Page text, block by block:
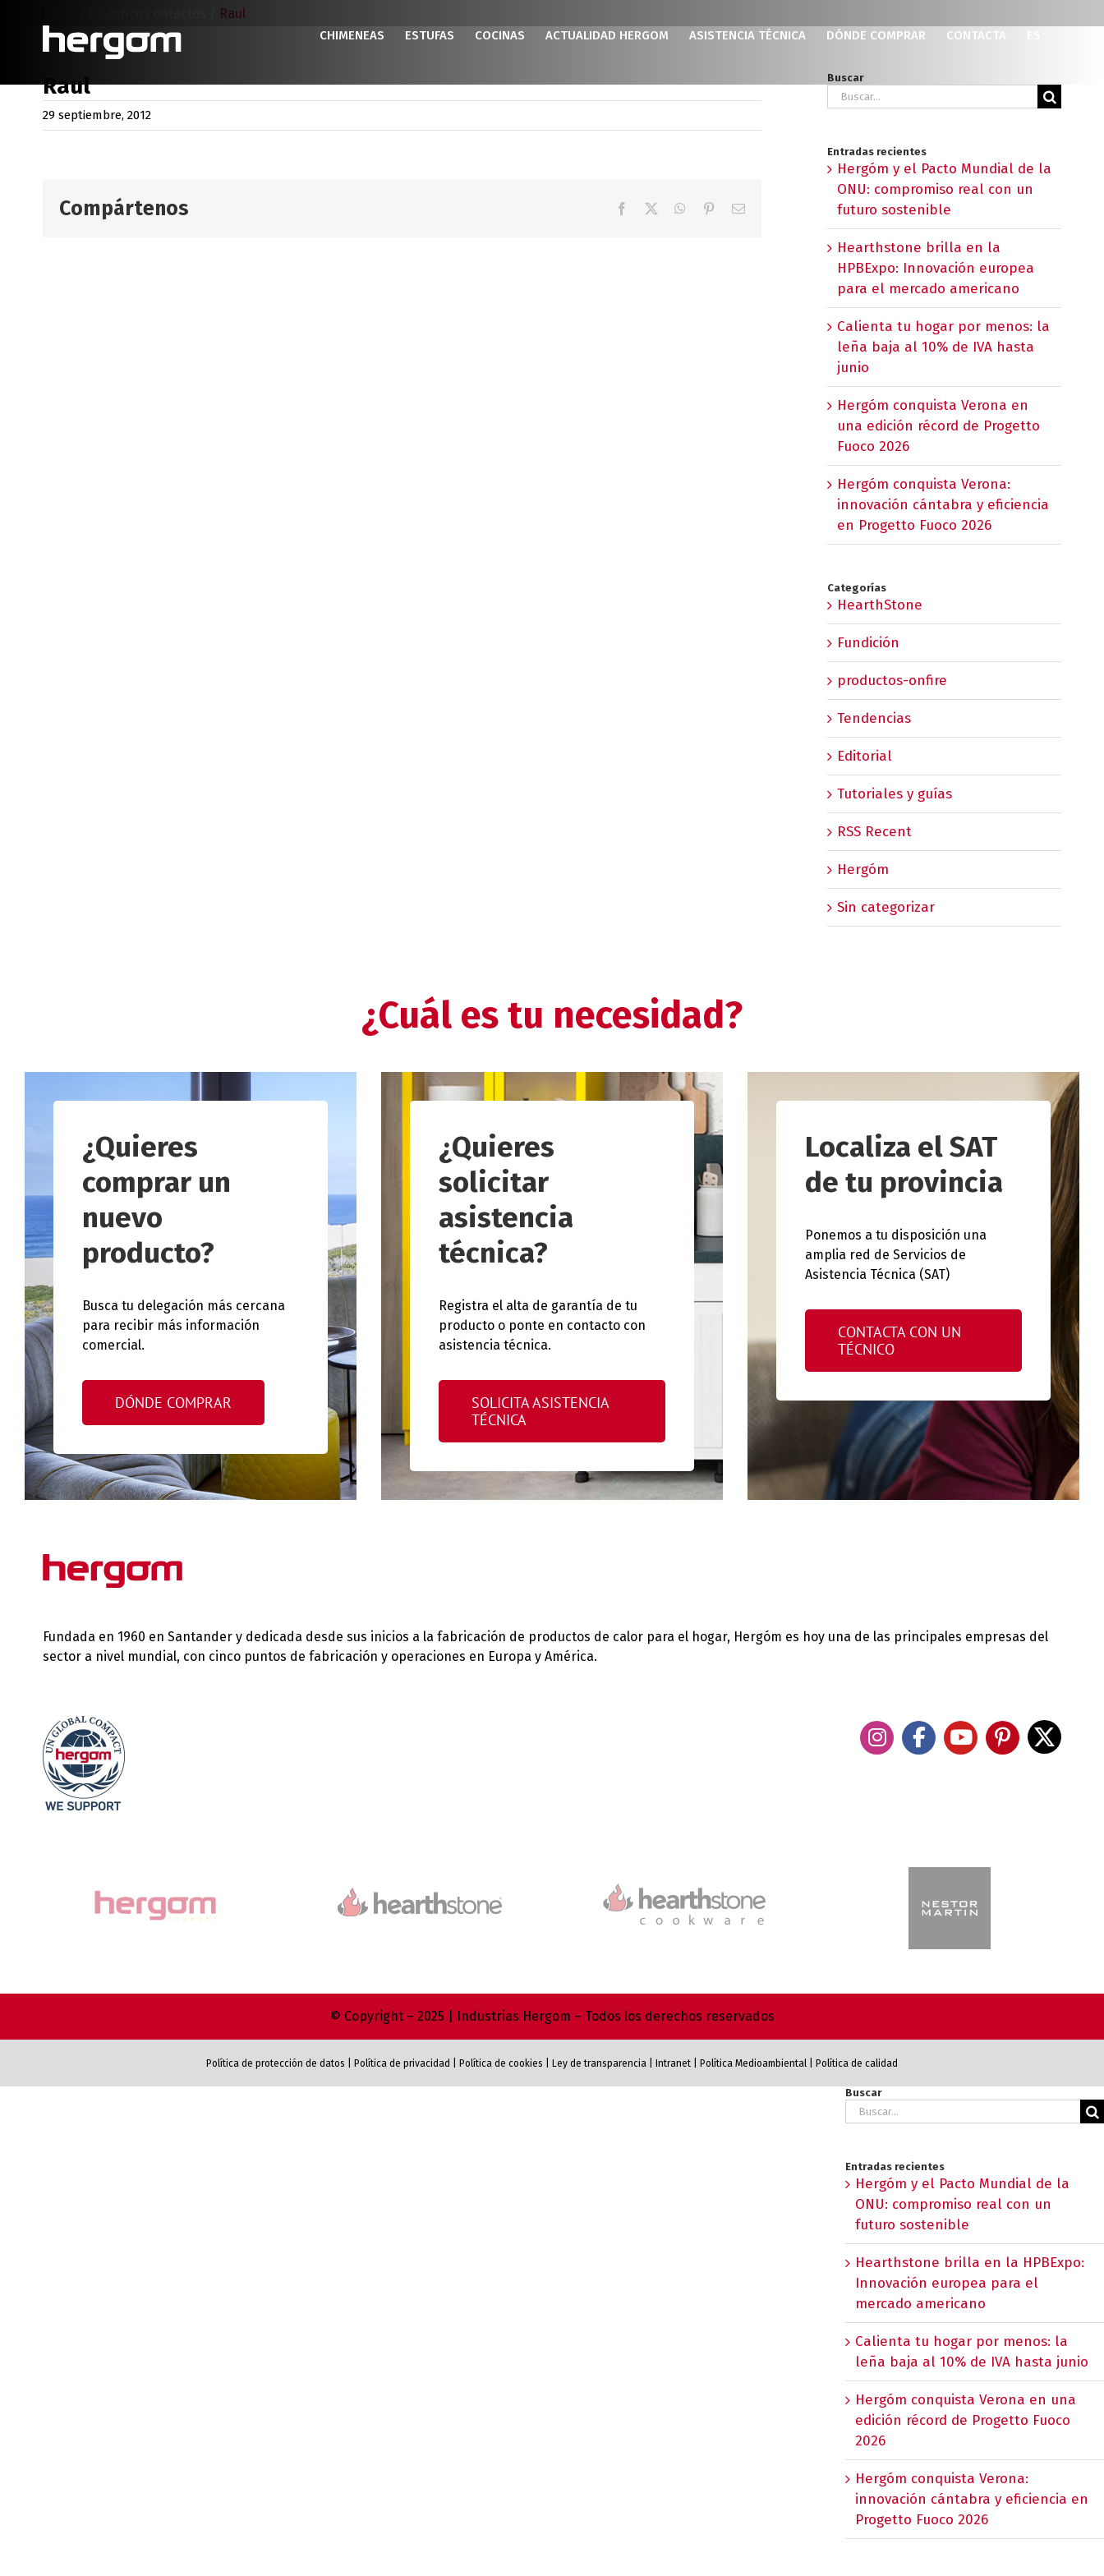
contenido
CHIMENEAS ESTUFAS COCINAS ACTUALIDAD HERGOM ASISTENCIA TÉCNICA DÓNDE COMPRAR CONTACTA
Raul
Raul
29 septiembre, 2012
Compártenos Facebook WhatsApp
PinterestCorreo
Buscar
Buscar:
Entradas recientes
Hergóm y el Pacto Mundial de la
ONU: compromiso real con un
futuro sostenible
Hearthstone brilla en la
HPBExpo: Innovación europea
para el mercado americano
Calienta tu hogar por menos: la
leña baja al 10% de IVA hasta
junio
Hergóm conquista Verona en
una edición récord de Progetto
Fuoco 2026
Hergóm conquista Verona:
innovación cántabra y eficiencia
en Progetto Fuoco 2026
Categorías
HearthStone
Fundición
productos-onfire
Tendencias
Editorial
Tutoriales y guías
RSS Recent
Hergóm
Sin categorizar
¿Cuál es tu necesidad?
¿Quieres
comprar un
nuevo
producto?
Busca tu delegación más cercana
para recibir más información
comercial.
DÓNDE COMPRAR
¿Quieres
solicitar
asistencia
técnica?
Registra el alta de garantía de tu
producto o ponte en contacto con
asistencia técnica.
SOLICITA ASISTENCIA
TÉCNICA
Localiza el SAT
de tu provincia
Ponemos a tu disposición una
amplia red de Servicios de
Asistencia Técnica (SAT)
CONTACTA CON UN
TÉCNICO
Fundada en 1960 en Santander y dedicada desde sus inicios a la fabricación de productos de calor para el hogar, Hergóm es hoy una de las principales empresas del
sector a nivel mundial, con cinco puntos de fabricación y operaciones en Europa y América.
© Copyright – 2025 | Industrias Hergom – Todos los derechos reservados
Política de protección de datos Política de privacidad Política de cookies Ley de transparencia Intranet Política Medioambiental Política de calidad
Buscar
Buscar:
Entradas recientes
Hergóm y el Pacto Mundial de la
ONU: compromiso real con un
futuro sostenible
Hearthstone brilla en la HPBExpo:
Innovación europea para el
mercado americano
Calienta tu hogar por menos: la
leña baja al 10% de IVA hasta junio
Hergóm conquista Verona en una
edición récord de Progetto Fuoco
2026
Hergóm conquista Verona:
innovación cántabra y eficiencia en
Progetto Fuoco 2026